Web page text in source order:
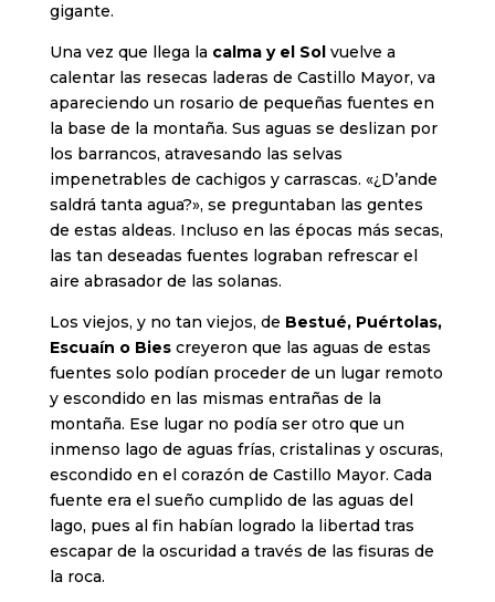
gigante.
Una vez que llega la calma y el Solvuelve a
calentar las resecas laderas de Castillo Mayor, va
apareciendo un rosario de pequeñas fuentes en
la base de la montaña. Sus aguas se deslizan por
los barrancos, atravesando las selvas
impenetrables de cachigos y carrascas. «¿D’ande
saldrá tanta agua?», se preguntaban las gentes
de estas aldeas. Incluso en las épocas más secas,
las tan deseadas fuentes lograban refrescar el
aire abrasador de las solanas.
Los viejos, y no tan viejos, de Bestué, Puértolas,
Escuaín o Biescreyeron que las aguas de estas
fuentes solo podían proceder de un lugar remoto
y escondido en las mismas entrañas de la
montaña. Ese lugar no podía ser otro que un
inmenso lago de aguas frías, cristalinas y oscuras,
escondido en el corazón de Castillo Mayor. Cada
fuente era el sueño cumplido de las aguas del
lago, pues al fin habían logrado la libertad tras
escapar de la oscuridad a través de las fisuras de
la roca.